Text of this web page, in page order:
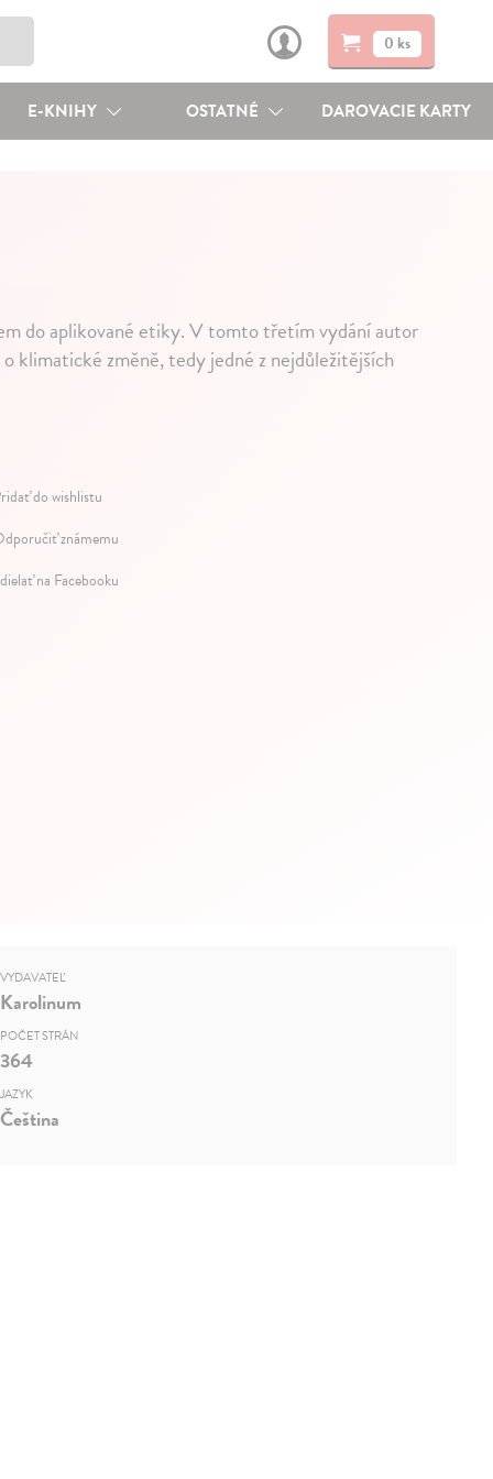
0 ks
E-KNIHY OSTATNÉ DAROVACIE KARTY
do aplikované etiky. V tomto třetím vydání autor
klimatické změně, tedy jedné z nejdůležitějších
do wishlistu
známemu
na Facebooku
VYDAVATEĽ
Karolinum
POČET STRÁN
364
JAZYK
Čeština